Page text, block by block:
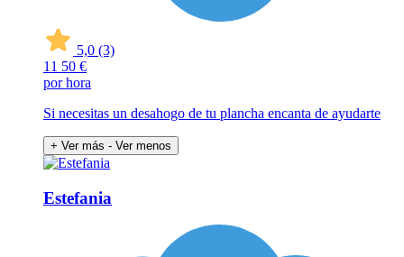
5,0 (3)
11 50 €
por hora
Si necesitas un desahogo de tu plancha encanta de ayudarte
+ Ver más - Ver menos
Estefania